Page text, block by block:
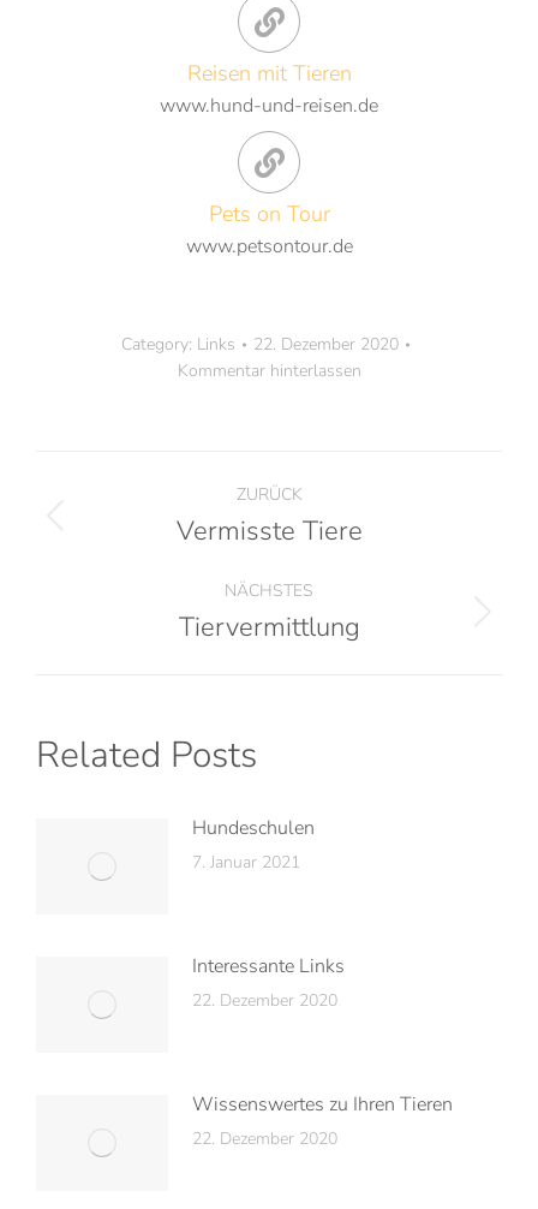
Reisen mit Tieren
www.hund-und-reisen.de
Pets on Tour
www.petsontour.de
Category: Links
22. Dezember 2020
Kommentar hinterlassen
ZURÜCK
Vermisste Tiere
NÄCHSTES
Tiervermittlung
Related Posts
Hundeschulen
7. Januar 2021
Interessante Links
22. Dezember 2020
Wissenswertes zu Ihren Tieren
22. Dezember 2020